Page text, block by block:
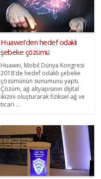
Huawei’den hedef odaklı
şebeke çözümü
Huawei, Mobil Dünya Kongresi
2018'de hedef odaklı şebeke
çözümünün sunumunu yaptı.
Çözüm, ağ altyapısının dijital
ikizini oluşturarak fiziksel ağ ve
ticari ...